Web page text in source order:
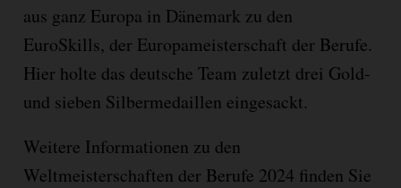
aus ganz Europa in Dänemark zu den
EuroSkills, der Europameisterschaft der Berufe.
Hier holte das deutsche Team zuletzt drei Gold-
und sieben Silbermedaillen eingesackt.
Weitere Informationen zu den
Weltmeisterschaften der Berufe 2024 finden Sie